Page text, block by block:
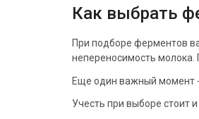
Как выбрать
При подборе ферментов
непереносимость
Еще один важный момент -
Учесть при выборе стоит